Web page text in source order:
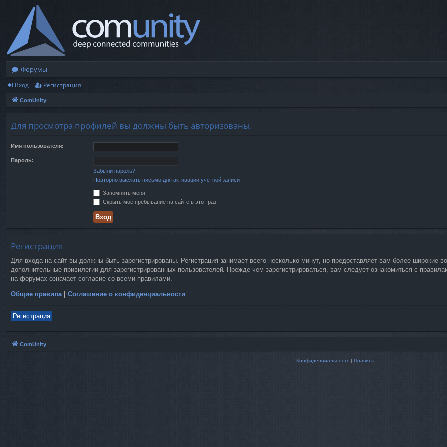
Форумы
Вход Регистрация
ComUnity
Для просмотра профилей вы должны быть авторизованы.
Имя пользователя:
Пароль:
Забыли пароль?
Повторно выслать письмо для активации учётной записи
Запомнить меня
Скрыть моё пребывание на сайте в этот раз
Регистрация
Для входа на сайт вы должны быть зарегистрированы. Регистрация занимает всего несколько минут, но предоставляет вам более широкие
дополнительные привилегии для зарегистрированных пользователей. Прежде чем зарегистрироваться, вам следует ознакомиться с
на форумах означает согласие со всеми правилами.
Общие правила | Соглашение о конфиденциальности
Регистрация
ComUnity
Конфиденциальность| Правила